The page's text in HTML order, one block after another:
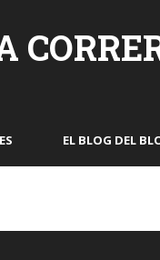
EL BLOG DEL